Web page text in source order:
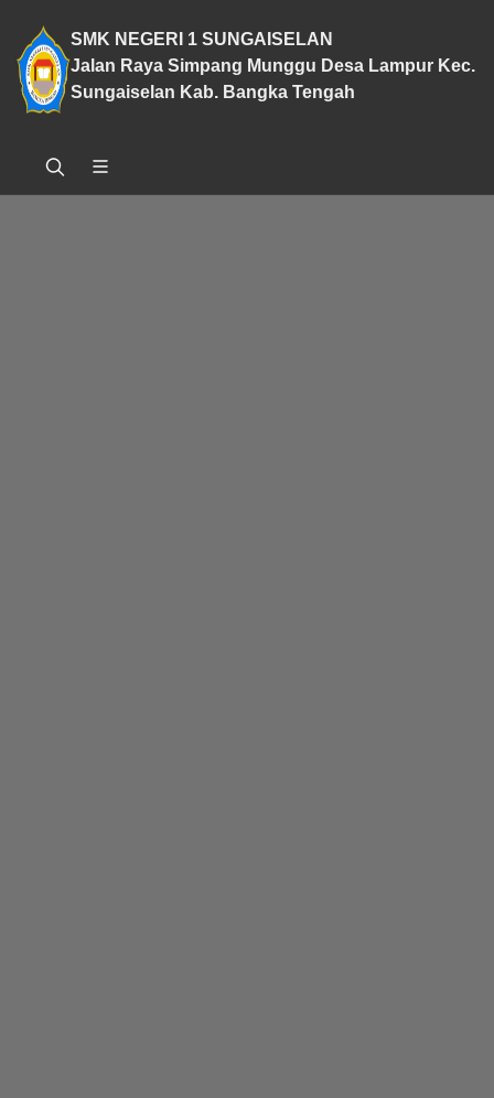
SMK NEGERI 1 SUNGAISELAN
Jalan Raya Simpang Munggu Desa Lampur Kec.
Sungaiselan Kab. Bangka Tengah